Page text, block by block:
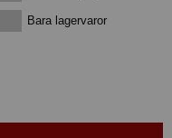
lagervarorBara lagervaror